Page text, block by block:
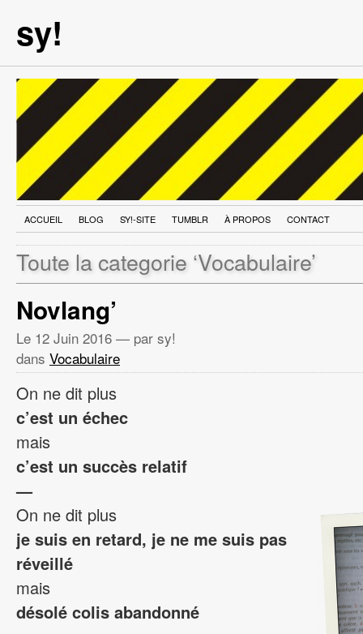
sy!
ACCUEIL BLOG SY!-SITE TUMBLR À PROPOS CONTACT
Toute la categorie ‘Vocabulaire’
Novlang’
Le 12 Juin 2016 — par sy!
dans Vocabulaire
On ne dit plus
c’est un échec
mais
c’est un succès relatif
—
On ne dit plus
je suis en retard, je ne me suis pas
réveillé
mais
désolé colis abandonné